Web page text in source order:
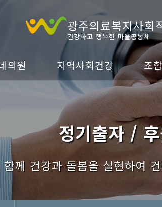
광주의료복지사회
건강하고 행복한 마을공동체
의원 지역사회건강 조
정기출자 /
함께 건강과 돌봄을 실현하여